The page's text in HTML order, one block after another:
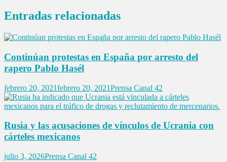
Entradas relacionadas
Continúan protestas en España por arresto del
rapero Pablo Hasél
febrero 20, 2021febrero 20, 2021Prensa Canal 42
Rusia y las acusaciones de vínculos de Ucrania con
cárteles mexicanos
julio 3, 2026Prensa Canal 42